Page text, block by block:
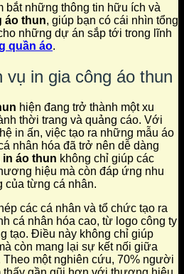
bắt những thông tin hữu ích và
áo thun, giúp bạn có cái nhìn tổng
những dự án sắp tới trong lĩnh
quần áo.
vụ in gia công áo thun
hiện đang trở thành một xu
thời trang và quảng cáo. Với
in ấn, việc tạo ra những mẫu áo
nhân hóa đã trở nên dễ dàng
in áo thun không chỉ giúp các
hiệu mà còn đáp ứng nhu
của từng cá nhân.
các cá nhân và tổ chức tạo ra
cá nhân hóa cao, từ logo công ty
tạo. Điều này không chỉ giúp
còn mang lại sự kết nối giữa
Theo một nghiên cứu, 70% người